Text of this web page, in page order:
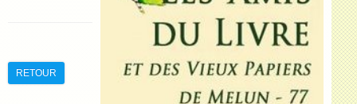
RETOUR